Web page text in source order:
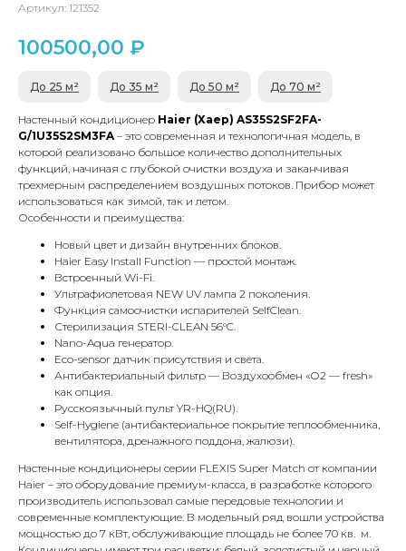
Артикул: 121352
100500,00 ₽
До 25 м² До 35 м² До 50 м² До 70 м²
Настенный кондиционер Haier (Хаер) AS35S2SF2FA-
G/1U35S2SM3FA – это современная и технологичная модель, в
которой реализовано большое количество дополнительных
функций, начиная с глубокой очистки воздуха и заканчивая
трехмерным распределением воздушных потоков. Прибор может
использоваться как зимой, так и летом.
Особенности и преимущества:
Новый цвет и дизайн внутренних блоков.
Haier Easy Install Function — простой монтаж.
Встроенный Wi-Fi.
Ультрафиолетовая NEW UV лампа 2 поколения.
Функция самоочистки испарителей SelfClean.
Стерилизация STERI-CLEAN 56°C.
Nano-Aqua генератор.
Eco-sensor датчик присутствия и света.
Антибактериальный фильтр — Воздухообмен «О2 — fresh»
как опция.
Русскоязычный пульт YR-HQ(RU).
Self-Hygiene (антибактериальное покрытие теплообменника,
вентилятора, дренажного поддона, жалюзи).
Настенные кондиционеры серии FLEXIS Super Match от компании
Haier – это оборудование премиум-класса, в разработке которого
производитель использовал самые передовые технологии и
современные комплектующие. В модельный ряд вошли устройства
мощностью до 7 кВт, обслуживающие площадь не более 70 кв. м.
Адрес
Г.Москва Волоколамское шоссе,
71/22к2
Пн-вс с 9:00 до 18:00
Телефон
8 495 233-79-79
КОНТАКТЫ